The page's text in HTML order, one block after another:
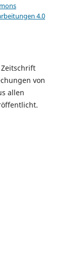
4.0
von
allen